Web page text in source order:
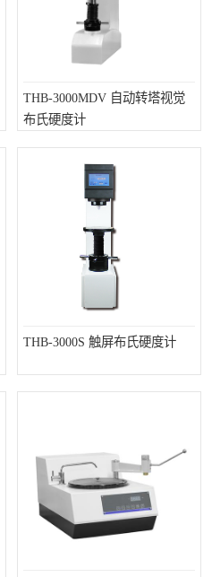
THB-3000MDV 自动转塔视觉
布氏硬度计
THB-3000S 触屏布氏硬度计